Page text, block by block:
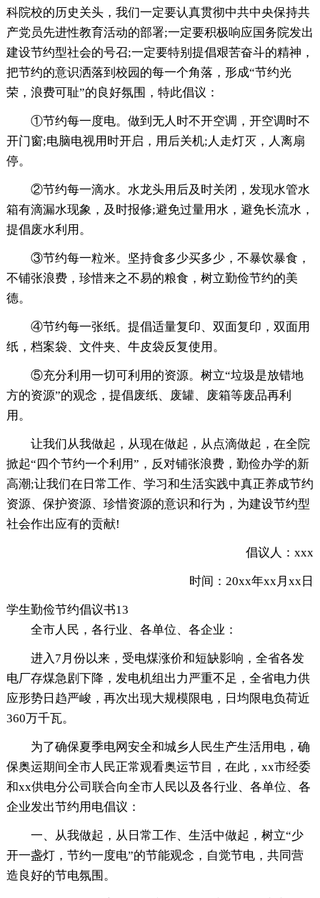
科院校的历史关头，我们一定要认真贯彻中共中央保持共
产党员先进性教育活动的部署;一定要积极响应国务院发出
建设节约型社会的号召;一定要特别提倡艰苦奋斗的精神，
把节约的意识洒落到校园的每一个角落，形成“节约光
荣，浪费可耻”的良好氛围，特此倡议：
①节约每一度电。做到无人时不开空调，开空调时不
开门窗;电脑电视用时开启，用后关机;人走灯灭，人离扇
停。
②节约每一滴水。水龙头用后及时关闭，发现水管水
箱有滴漏水现象，及时报修;避免过量用水，避免长流水，
提倡废水利用。
③节约每一粒米。坚持食多少买多少，不暴饮暴食，
不铺张浪费，珍惜来之不易的粮食，树立勤俭节约的美
德。
④节约每一张纸。提倡适量复印、双面复印，双面用
纸，档案袋、文件夹、牛皮袋反复使用。
⑤充分利用一切可利用的资源。树立“垃圾是放错地
方的资源”的观念，提倡废纸、废罐、废箱等废品再利
用。
让我们从我做起，从现在做起，从点滴做起，在全院
掀起“四个节约一个利用”，反对铺张浪费，勤俭办学的新
高潮;让我们在日常工作、学习和生活实践中真正养成节约
资源、保护资源、珍惜资源的意识和行为，为建设节约型
社会作出应有的贡献!
倡议人：xxx
时间：20xx年xx月xx日
学生勤俭节约倡议书13
全市人民，各行业、各单位、各企业：
进入7月份以来，受电煤涨价和短缺影响，全省各发
电厂存煤急剧下降，发电机组出力严重不足，全省电力供
应形势日趋严峻，再次出现大规模限电，日均限电负荷近
360万千瓦。
为了确保夏季电网安全和城乡人民生产生活用电，确
保奥运期间全市人民正常观看奥运节目，在此，xx市经委
和xx供电分公司联合向全市人民以及各行业、各单位、各
企业发出节约用电倡议：
一、从我做起，从日常工作、生活中做起，树立“少
开一盏灯，节约一度电”的节能观念，自觉节电，共同营
造良好的节电氛围。